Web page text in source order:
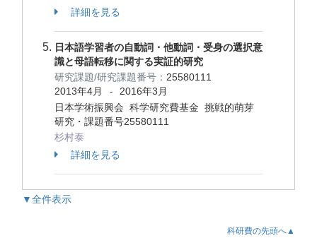
詳細を見る
日本語学習者の自動詞・他動詞・受身の選択意
識と母語転移に関する実証的研究
研究課題/研究課題番号： 25580111
2013年4月
-
2016年3月
日本学術振興会 科学研究費基金 挑戦的萌芽
研究・課題番号25580111
杉村泰
詳細を見る
▼全件表示
科研費の先頭へ▲